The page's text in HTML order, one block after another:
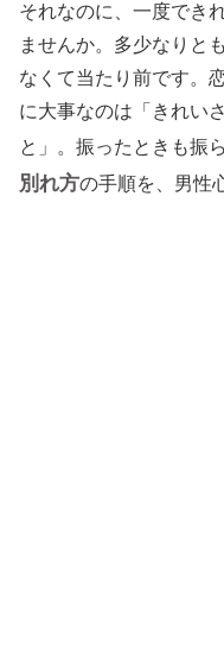
それなのに、一度でき
ませんか。多少なりと
なくて当たり前です。
に大事なのは「きれい
と」。振ったときも振
別れ方の手順を、男性